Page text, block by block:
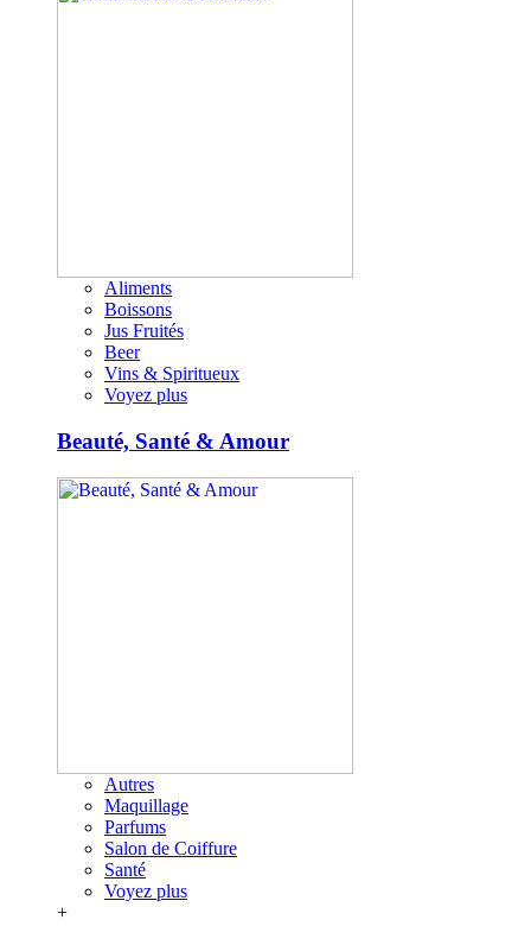
Aliments
Boissons
Jus Fruités
Beer
Vins & Spiritueux
Voyez plus
Beauté, Santé & Amour
Autres
Maquillage
Parfums
Salon de Coiffure
Santé
Voyez plus
+